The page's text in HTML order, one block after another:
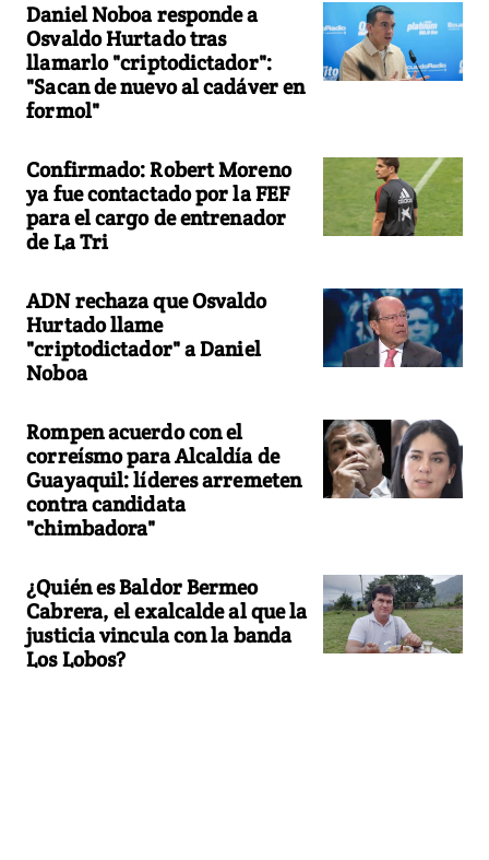
Daniel Noboa responde a
Osvaldo Hurtado tras
llamarlo "criptodictador":
"Sacan de nuevo al cadáver en
formol"
Confirmado: Robert Moreno
ya fue contactado por la FEF
para el cargo de entrenador
de La Tri
ADN rechaza que Osvaldo
Hurtado llame
"criptodictador" a Daniel
Noboa
Rompen acuerdo con el
correísmo para Alcaldía de
Guayaquil: líderes arremeten
contra candidata
"chimbadora"
¿Quién es Baldor Bermeo
Cabrera, el exalcalde al que la
justicia vincula con la banda
Los Lobos?